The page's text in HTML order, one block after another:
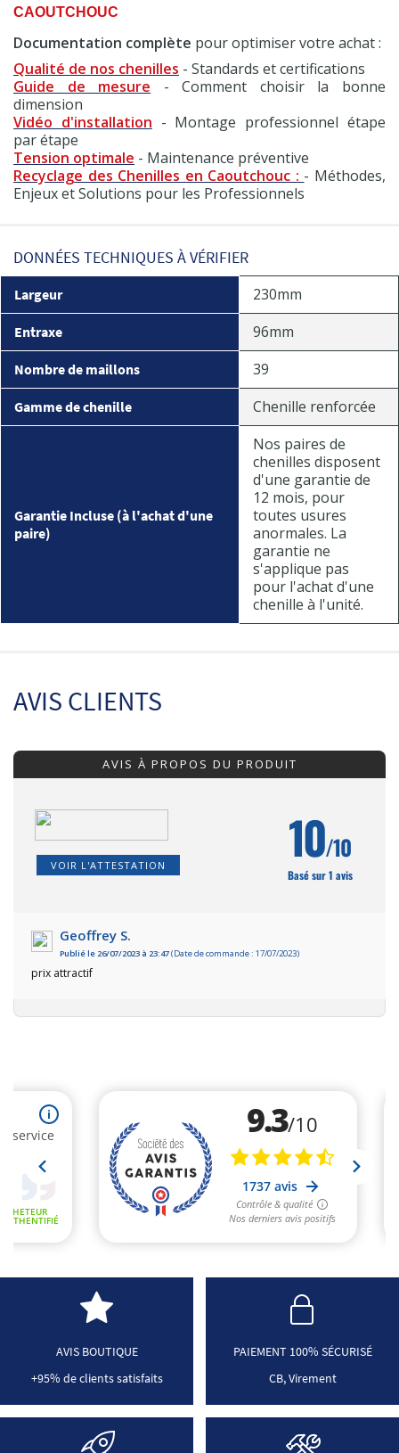
CAOUTCHOUC
Documentation complète pour optimiser votre achat :
Qualité de nos chenilles - Standards et certifications
Guide de mesure - Comment choisir la bonne
dimension
Vidéo d'installation - Montage professionnel étape
par étape
Tension optimale - Maintenance préventive
Recyclage des Chenilles en Caoutchouc : - Méthodes,
Enjeux et Solutions pour les Professionnels
DONNÉES TECHNIQUES À VÉRIFIER
Largeur 230mm
Entraxe 96mm
Nombre de maillons 39
Gamme de chenille Chenille renforcée
Garantie Incluse (à l'achat d'une
paire)
Nos paires de
chenilles disposent
d'une garantie de
12 mois, pour
toutes usures
anormales. La
garantie ne
s'applique pas
pour l'achat d'une
chenille à l'unité.
AVIS CLIENTS
AVIS À PROPOS DU PRODUIT
VOIR L'ATTESTATION 10/10
Basé sur 1 avis
Geoffrey S.
Publié le 26/07/2023 à 23:47(Date de commande : 17/07/2023)
prix attractif
AVIS BOUTIQUE
+95% de clients satisfaits
PAIEMENT 100% SÉCURISÉ
CB, Virement